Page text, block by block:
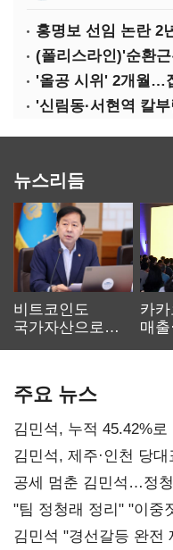
뉴스리듬
비트코인도
국가자산으로…'
카
매
주요 뉴스
김민석, 누적 45.42%
0.86%p(2보)
김민석, 제주·인천 당
공세 멈춘 김민석…정
"팀 정청래 정리" "이중
다툼 격화
김민석 "경선갈등 완